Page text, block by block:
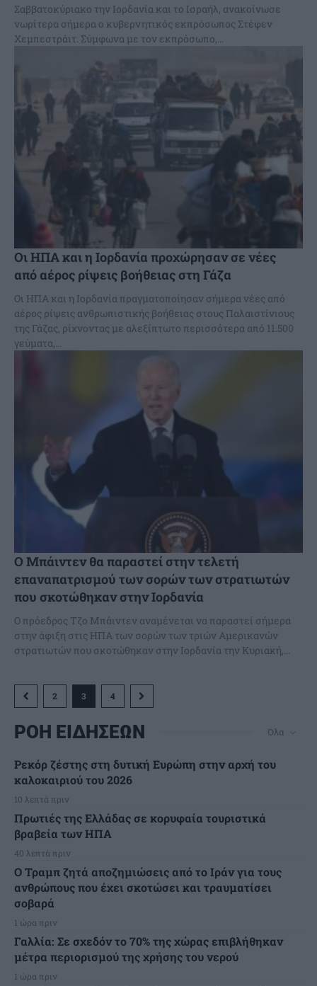
Σαββατοκύριακο την Ιορδανία και το Ισραήλ, ανακοίνωσε
νωρίτερα σήμερα ο κυβερνητικός εκπρόσωπος Στέφεν
Χεμπεστράιτ. Σύμφωνα με τον εκπρόσωπο,...
Οι ΗΠΑ και η Ιορδανία προχώρησαν σε νέες
από αέρος ρίψεις βοήθειας στη Γάζα
Οι ΗΠΑ και η Ιορδανία πραγματοποίησαν σήμερα νέες από
αέρος ρίψεις ανθρωπιστικής βοήθειας στους Παλαιστίνιους
της Γάζας, ρίχνοντας με αλεξίπτωτο περισσότερα από 11.500
γεύματα,...
Ο Μπάιντεν θα παραστεί στην τελετή
επαναπατρισμού των σορών των στρατιωτών
που σκοτώθηκαν στην Ιορδανία
Ο πρόεδρος Τζο Μπάιντεν αναμένεται να παραστεί σήμερα
στην άφιξη στις ΗΠΑ των σορών των τριών Αμερικανών
στρατιωτών που σκοτώθηκαν στην Ιορδανία την Κυριακή,...
2 3 4
ΡΟΗ ΕΙΔΗΣΕΩΝ Όλα
Ρεκόρ ζέστης στη δυτική Ευρώπη στην αρχή του
καλοκαιριού του 2026
10 λεπτά πριν
Πρωτιές της Ελλάδας σε κορυφαία τουριστικά
βραβεία των ΗΠΑ
40 λεπτά πριν
Ο Τραμπ ζητά αποζημιώσεις από το Ιράν για τους
ανθρώπους που έχει σκοτώσει και τραυματίσει
σοβαρά
1 ώρα πριν
Γαλλία: Σε σχεδόν το 70% της χώρας επιβλήθηκαν
μέτρα περιορισμού της χρήσης του νερού
1 ώρα πριν